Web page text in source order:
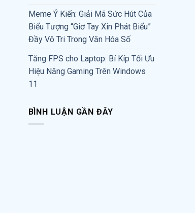
Meme Ý Kiến: Giải Mã Sức Hút Của
Biểu Tượng “Giơ Tay Xin Phát Biểu”
Đầy Vô Tri Trong Văn Hóa Số
Tăng FPS cho Laptop: Bí Kíp Tối Ưu
Hiệu Năng Gaming Trên Windows
11
BÌNH LUẬN GẦN ĐÂY